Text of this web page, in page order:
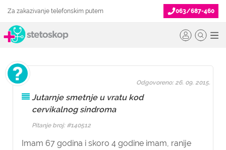
Za zakazivanje telefonskim putem 063/687-460
Jutarnje smetnje u vratu kod
cervikalnog sindroma
Pitanje broj: #140512
Imam 67 godina i skoro 4 godine imam, ranije
Odgovoreno: 26. 09. 2015.